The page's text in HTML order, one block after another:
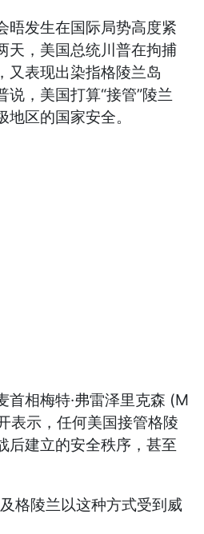
晤发生在国际局势高度紧
天，美国总统川普在拘捕
又表现出染指格陵兰岛
说，美国打算“接管”陵兰
区的国家安全。
首相梅特·弗雷泽里克森 (M
表示，任何美国接管格陵
后建立的安全秩序，甚至
格陵兰以这种方式受到威